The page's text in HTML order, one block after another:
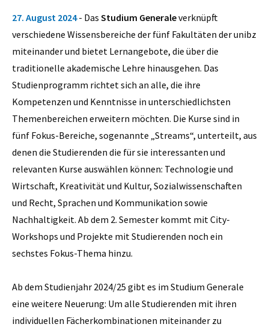
27. August 2024- Das Studium Generaleverknüpft
verschiedene Wissensbereiche der fünf Fakultäten der unibz
miteinander und bietet Lernangebote, die über die
traditionelle akademische Lehre hinausgehen. Das
Studienprogramm richtet sich an alle, die ihre
Kompetenzen und Kenntnisse in unterschiedlichsten
Themenbereichen erweitern möchten. Die Kurse sind in
fünf Fokus-Bereiche, sogenannte „Streams“, unterteilt, aus
denen die Studierenden die für sie interessanten und
relevanten Kurse auswählen können: Technologie und
Wirtschaft, Kreativität und Kultur, Sozialwissenschaften
und Recht, Sprachen und Kommunikation sowie
Nachhaltigkeit. Ab dem 2. Semester kommt mit City-
Workshops und Projekte mit Studierenden noch ein
sechstes Fokus-Thema hinzu.
Ab dem Studienjahr 2024/25 gibt es im Studium Generale
eine weitere Neuerung: Um alle Studierenden mit ihren
individuellen Fächerkombinationen miteinander zu